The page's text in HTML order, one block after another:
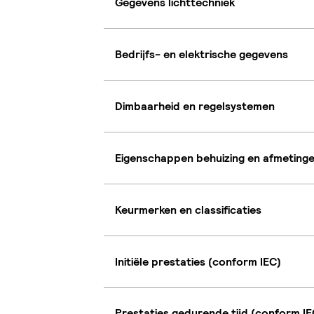
Bedrijfs- en elektrische gegevens
Dimbaarheid en regelsystemen
Eigenschappen behuizing en
Keurmerken en classificaties
Initiële prestaties (conform IEC)